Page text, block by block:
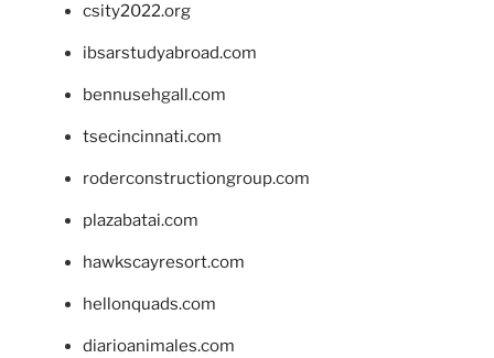
csity2022.org
ibsarstudyabroad.com
bennusehgall.com
tsecincinnati.com
roderconstructiongroup.com
plazabatai.com
hawkscayresort.com
hellonquads.com
diarioanimales.com